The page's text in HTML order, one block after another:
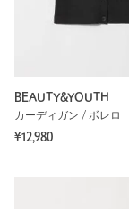
BEAUTY&YOUTH
カーディガン / ボレロ
¥12,980